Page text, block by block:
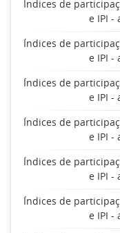
Índices de
e IPI -
Índices de
e IPI -
Índices de
e IPI -
Índices de
e IPI -
Índices de
e IPI -
Índices de
e IPI -